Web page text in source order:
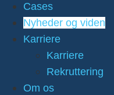
Cases
Nyheder og viden
Karriere
Karriere
Rekruttering
Om os